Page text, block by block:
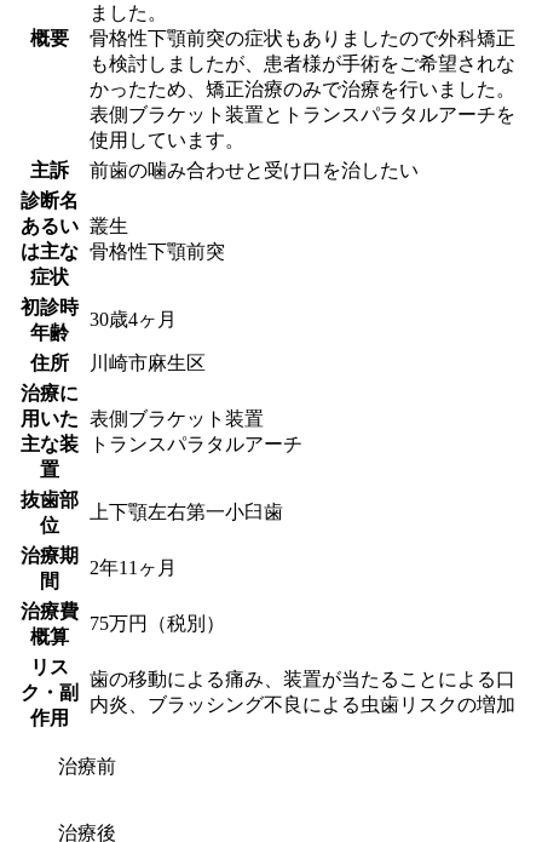
概要
ました。
骨格性下顎前突の症状もありましたので外科矯正
も検討しましたが、患者様が手術をご希望されな
かったため、矯正治療のみで治療を行いました。
表側ブラケット装置とトランスパラタルアーチを
使用しています。
主訴
前歯の噛み合わせと受け口を治したい
診断名
あるい
は主な
症状
叢生
骨格性下顎前突
初診時
年齢
30歳4ヶ月
住所
川崎市麻生区
治療に
用いた
主な装
置
表側ブラケット装置
トランスパラタルアーチ
抜歯部
位
上下顎左右第一小臼歯
治療期
間
2年11ヶ月
治療費
概算
75万円（税別）
リス
ク・副
作用
歯の移動による痛み、装置が当たることによる口
内炎、ブラッシング不良による虫歯リスクの増加
治療前
治療後